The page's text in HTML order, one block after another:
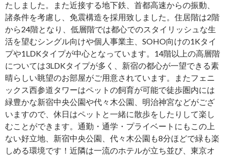
たしました。また近接する地下鉄、首都高速からの振動、
諸条件を考慮し、免震構造を採用致しました。住居階は2階
から24階となり、低層階では都心でのスタイリッシュな生
活を望むシングル向けや個人事業主、SOHO向けの1Kタイ
プや1LDKタイプが中心となっています。14階以上の高層階
については3LDKタイプが多く、新宿の都心が一望できる素
晴らしい眺望のお部屋がご用意されています。またフェニ
ックス西参道タワーはペットの飼育が可能で徒歩圏内には
緑豊かな新宿中央公園や代々木公園、明治神宮などがござ
いますので、休日はペットと一緒に散歩をしたりして楽し
むことができます。通勤・通学・プライベートにもこの上
ない好立地、新宿中央公園、代々木公園も8分ほどで緑も楽
しめる環境です！近隣は一流のホテルが立ち並び、東京オ